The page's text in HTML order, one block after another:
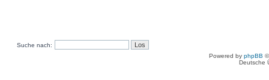
Suche nach:
Powered by phpBB
Deutsche